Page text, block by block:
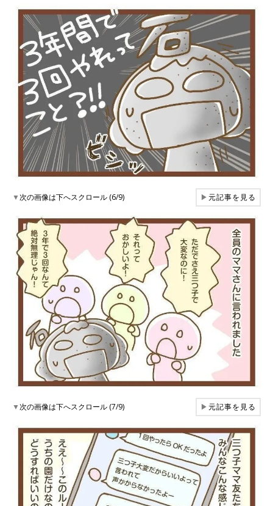
▼次の画像は下へスクロール (6/9) ▶元記事を見る
▼次の画像は下へスクロール (7/9) ▶元記事を見る